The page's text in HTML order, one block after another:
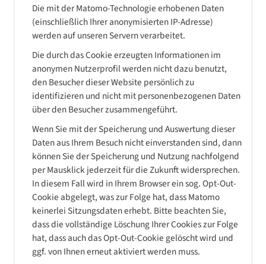
Die mit der Matomo-Technologie erhobenen Daten
(einschließlich Ihrer anonymisierten IP-Adresse)
werden auf unseren Servern verarbeitet.
Die durch das Cookie erzeugten Informationen im
anonymen Nutzerprofil werden nicht dazu benutzt,
den Besucher dieser Website persönlich zu
identifizieren und nicht mit personenbezogenen Daten
über den Besucher zusammengeführt.
Wenn Sie mit der Speicherung und Auswertung dieser
Daten aus Ihrem Besuch nicht einverstanden sind, dann
können Sie der Speicherung und Nutzung nachfolgend
per Mausklick jederzeit für die Zukunft widersprechen.
In diesem Fall wird in Ihrem Browser ein sog. Opt-Out-
Cookie abgelegt, was zur Folge hat, dass Matomo
keinerlei Sitzungsdaten erhebt. Bitte beachten Sie,
dass die vollständige Löschung Ihrer Cookies zur Folge
hat, dass auch das Opt-Out-Cookie gelöscht wird und
ggf. von Ihnen erneut aktiviert werden muss.